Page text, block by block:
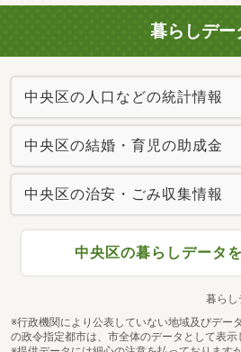
暮らしデー
中央区の人口などの統計情報
中央区の結婚・育児の助成金
中央区の治安・ごみ収集情報
中央区の暮らしデータ
暮らし
※行政機関により公表していない地域及びデー
の政令指定都市は、市全体のデータとして表示